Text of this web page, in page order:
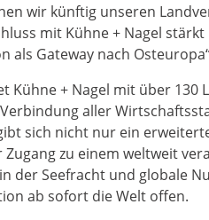
wir künftig unseren
mit Kühne + Nagel
als Gateway nach
Kühne + Nagel mit über
aller
sich nicht nur ein
zu einem weltweit
der Seefracht und globale
ab sofort die Welt offen.